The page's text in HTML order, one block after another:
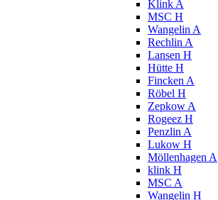
Klink A
MSC H
Wangelin A
Rechlin A
Lansen H
Hütte H
Fincken A
Röbel H
Zepkow A
Rogeez H
Penzlin A
Lukow H
Möllenhagen A
klink H
MSC A
Wangelin H